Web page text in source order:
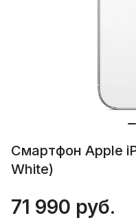
Смартфон Apple
White)
71 990 руб.